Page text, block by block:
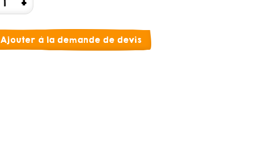
Ajouter à la demande de devis